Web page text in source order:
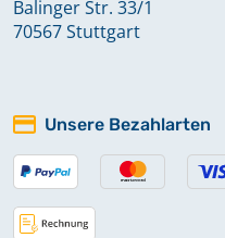
Balinger Str. 33/1
70567 Stuttgart
Unsere Bezahlarten